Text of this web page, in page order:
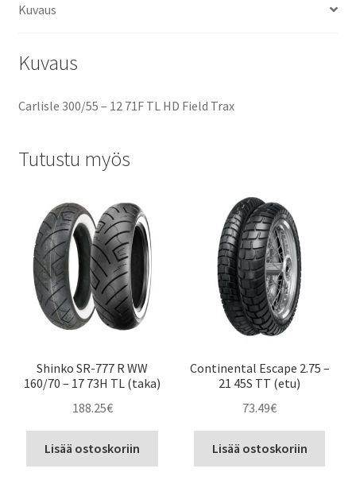
Kuvaus
Kuvaus
Carlisle 300/55 – 12 71F TL HD Field Trax
Tutustu myös
Shinko SR-777 R WW
160/70 – 17 73H TL (taka)
188.25€
Lisää ostoskoriin
Continental Escape 2.75 –
21 45S TT (etu)
73.49€
Lisää ostoskoriin